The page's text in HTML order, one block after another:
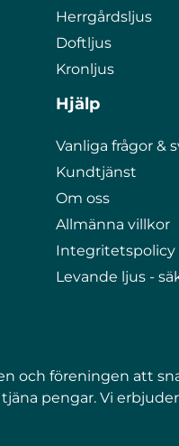
Herrgårdsljus
Doftljus
Kronljus
Hjälp
Vanliga frågor &
Kundtjänst
Om oss
Allmänna villkor
Integritetspolicy
Levande ljus -
och föreningen att
pengar. Vi